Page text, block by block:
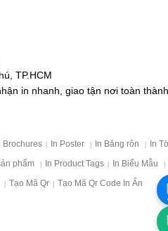
TP.HCM
in nhanh, giao tận nơi toàn
Brochures In Poster In Băng rôn In
phẩm In Product Tags In Biểu Mẫu
Tạo Mã Qr Tạo Mã Qr Code In Ấn